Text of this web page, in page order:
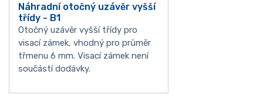
Náhradní otočný uzávěr vyšší
třídy - B1
Otočný uzávěr vyšší třídy pro
visací zámek, vhodný pro průměr
třmenu 6 mm. Visací zámek není
součástí dodávky.